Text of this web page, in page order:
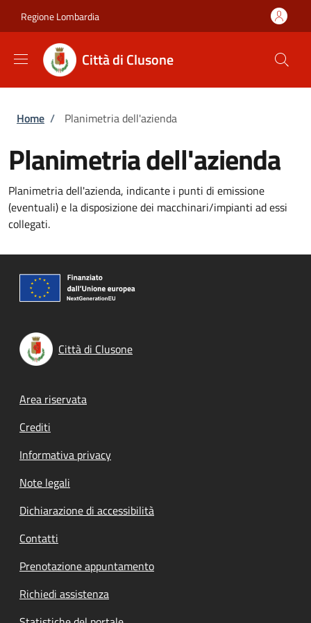
Regione Lombardia
Città di Clusone
Briciole di pane
Home / Planimetria dell'azienda
Planimetria dell'azienda
Planimetria dell'azienda, indicante i punti di emissione
(eventuali) e la disposizione dei macchinari/impianti ad essi
collegati.
Città di Clusone
Footer menu
Area riservata
Crediti
Informativa privacy
Note legali
Dichiarazione di accessibilità
Contatti
Prenotazione appuntamento
Richiedi assistenza